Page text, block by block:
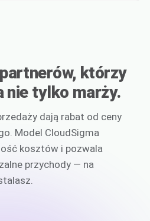
którzy
nie tylko marży.
dają rabat od ceny
Model CloudSigma
kosztów i pozwala
przychody — na